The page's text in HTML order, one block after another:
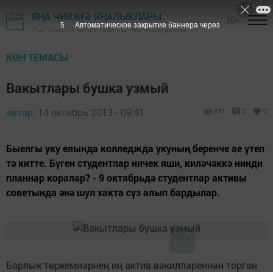
ЯҢА ЧИШМӘ ЯҢАЛЫКЛАРЫ
"Яңа Чишмә хәбәрләре" газетасы - Яңа Чишмә районы
КӨН ТЕМАСЫ
Вакытлары бушка узмый
автор, 14 октябрь 2013 - 09:41 861 0 0
Быелгы уку елында колледжда укуның беренче ае үтеп
тә китте. Бүген студентлар ничек яши, киләчәккә нинди
планнар коралар? - 9 октябрьдә студентлар активы
советында әнә шул хакта сүз алып бардылар.
Барлык төркемнәрнең иң актив вәкилләреннән торган
4 Автоматическое закрытие баннера через